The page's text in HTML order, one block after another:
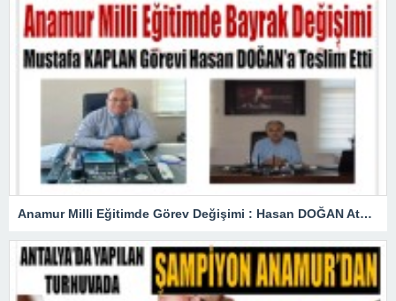
Anamur Milli Eğitimde Görev Değişimi : Hasan DOĞAN Atandı